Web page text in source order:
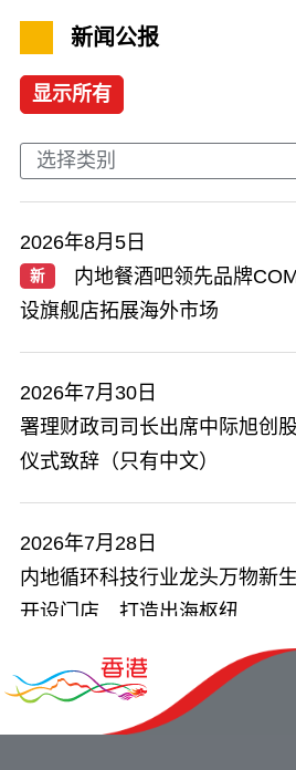
新闻公报
显示所有
选择类别
2026年8月5日
新
内地餐酒吧领先品牌
设旗舰店拓展海外市场
2026年7月30日
署理财政司司长出席中际旭创
仪式致辞（只有中文）
2026年7月28日
内地循环科技行业龙头万物新
开设门店 打造出海枢纽
2026年7月27日
粤港澳三地携手在北京向中央